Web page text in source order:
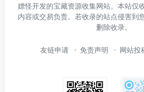
嫖怪开发的宝藏资源收集网站。本站仅
内容或交易负责。若收录的站点侵害到
删除收录。
友链申请 免责声明 网站投